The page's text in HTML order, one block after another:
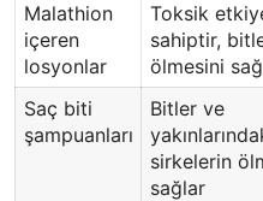
Malathion
içeren
losyonlar
Toksik
sahiptir,
ölmesini
Saç biti
şampuanları
Bitler ve
sirkelerin
sağlar